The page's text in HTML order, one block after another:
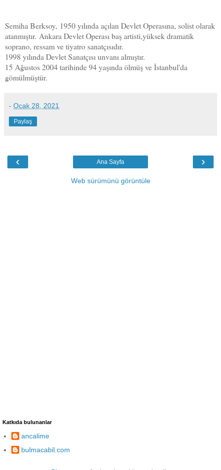
Semiha Berksoy, 1950 yılında açılan Devlet Operasına, solist olarak
atanmıştır. Ankara Devlet Operası baş artisti,yüksek dramatik
soprano, ressam ve tiyatro sanatçısıdır.
1998 yılında Devlet Sanatçısı unvanı almıştır.
15 Ağustos 2004 tarihinde 94 yaşında ölmüş ve İstanbul'da
gömülmüştür.
- Ocak 28, 2021
Paylaş
‹ ›
Ana Sayfa
Web sürümünü görüntüle
Katkıda bulunanlar
ancalime
bulmacabil.com